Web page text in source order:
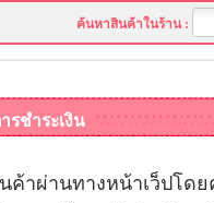
ค้นหาสินค้าในร้าน :
รชำระเงิน
ค้าผ่านทางหน้าเว็ปโดย